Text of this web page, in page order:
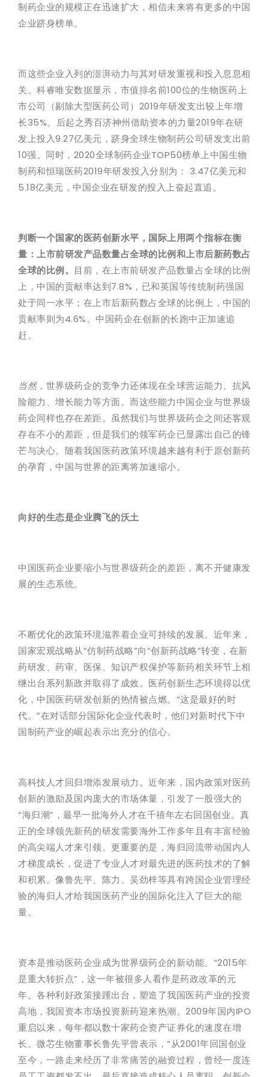
制药企业的规模正在迅速扩大，相信未来将有更多的中国
企业跻身榜单。
而这些企业入列的澎湃动力与其对研发重视和投入息息相
关。科睿唯安数据显示，市值排名前100位的生物医药上
市公司（剔除大型医药公司）2019年研发支出较上年增
长35%。后起之秀百济神州借助资本的力量2019年在研
发上投入9.27亿美元，跻身全球生物制药公司研发支出前
10强。同时，2020全球制药企业TOP50榜单上中国生物
制药和恒瑞医药2019年研发投入分别为： 3.47亿美元和
5.18亿美元，中国企业在研发的投入上奋起直追。
判断一个国家的医药创新水平，国际上用两个指标在衡
量：上市前研发产品数量占全球的比例和上市后新药数占
全球的比例。 目前，在上市前研发产品数量占全球的比例
上，中国的贡献率达到7.8%，已和英国等传统制药强国
处于同一水平；在上市后新药数占全球的比例上，中国的
贡献率则为4.6%。中国药企在创新的长跑中正加速追
赶。
当然， 世界级药企的竞争力还体现在全球营运能力、抗风
险能力、增长能力等方面。而这些能力中国企业与世界级
药企同样也存在差距。虽然我们与世界级药企之间还客观
存在不小的差距，但是我们的领军药企已显露出自己的锋
芒与决心。随着我国医药政策环境越来越有利于原创新药
的孕育，中国与世界的距离将加速缩小。
向好的生态是企业腾飞的沃土
中国医药企业要缩小与世界级药企的差距，离不开健康发
展的生态系统。
不断优化的政策环境滋养着企业可持续的发展。近年来，
国家宏观战略从“仿制药战略”向“创新药战略”转变，在新
药研发、药审、医保、知识产权保护等新药相关环节上相
继出台系列新政并取得了成效。医药创新生态环境得以优
化，中国医药研发创新的热情被点燃。“这是最好的时
代。”在对话部分国际化企业代表时，他们对新时代下中
国制药产业的崛起表示出充分的信心。
高科技人才回归增添发展动力。近年来，国内政策对医药
创新的激励及国内庞大的市场体量，引发了一股强大的
“海归潮”，最早一批海外人才在千禧年左右回国创业。真
正的全球领先新药的研发需要海外工作多年且有丰富经验
的高尖端人才来引领。更重要的是，海归回流带动国内人
才梯度成长，促进了专业人才对最先进的医药技术的了解
和积累。像鲁先平、陈力、吴劲梓等具有跨国企业管理经
验的海归人才给我国医药产业的国际化注入了巨大的能
量。
资本是推动医药企业成为世界级药企的新动能。“2015年
是重大转折点”，这一年被很多人看作是药政改革的元
年。各种利好政策接踵出台，塑造了我国医药产业的投资
高地，我国资本市场投资新药迎来热潮。2009年国内IPO
重启以来，每年都以数十家药企资产证券化的速度在增
长。微芯生物董事长鲁先平曾表示，“从2001年回国创业
至今，一路走来经历了非常痛苦的融资过程，曾经一度连